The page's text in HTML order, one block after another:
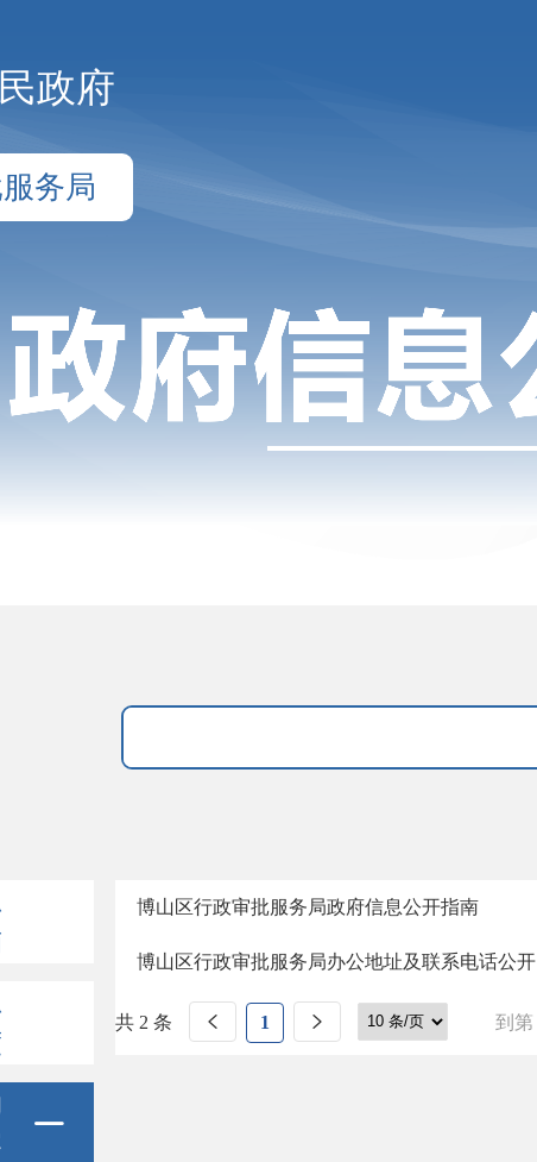
政府
务局
博山区行政审批服务局政府信息公开指南
博山区行政审批服务局办公地址及联系电话公开
共 2 条 1 到第